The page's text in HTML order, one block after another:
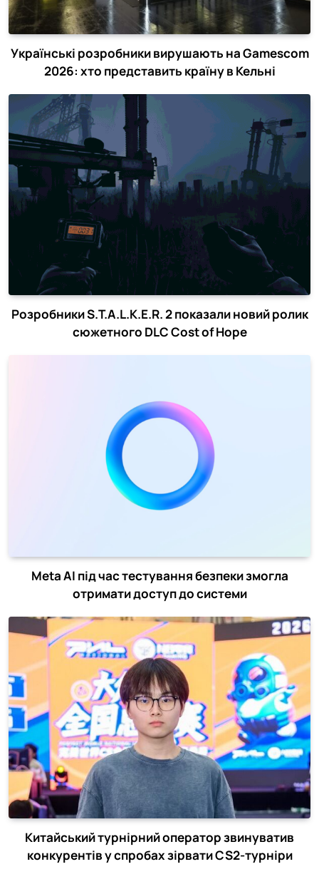
Українські розробники вирушають на Gamescom
2026: хто представить країну в Кельні
Розробники S.T.A.L.K.E.R. 2 показали новий ролик
сюжетного DLC Cost of Hope
Meta AI під час тестування безпеки змогла
отримати доступ до системи
Китайський турнірний оператор звинуватив
конкурентів у спробах зірвати CS2-турніри